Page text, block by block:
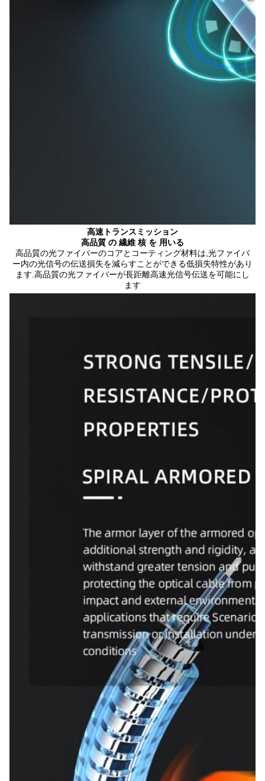
高速トランスミッション
高品質 の 繊維 核 を 用いる
高品質の光ファイバーのコアとコーティング材料は,光ファイバ
ー内の光信号の伝送損失を減らすことができる低損失特性があり
ます.高品質の光ファイバーが長距離高速光信号伝送を可能にし
ます